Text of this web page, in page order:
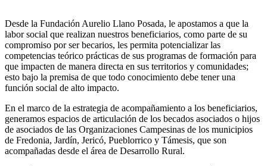
Desde la Fundación Aurelio Llano Posada, le apostamos a que la
labor social que realizan nuestros beneficiarios, como parte de su
compromiso por ser becarios, les permita potencializar las
competencias teórico prácticas de sus programas de formación para
que impacten de manera directa en sus territorios y comunidades;
esto bajo la premisa de que todo conocimiento debe tener una
función social de alto impacto.
En el marco de la estrategia de acompañamiento a los beneficiarios,
generamos espacios de articulación de los becados asociados o hijos
de asociados de las Organizaciones Campesinas de los municipios
de Fredonia, Jardín, Jericó, Pueblorrico y Támesis, que son
acompañadas desde el área de Desarrollo Rural.